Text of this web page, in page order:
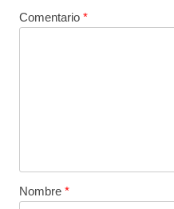
Comentario *
Nombre *